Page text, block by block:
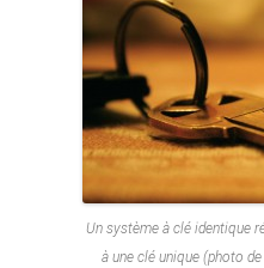
Un système à clé identique
à une clé unique (photo de